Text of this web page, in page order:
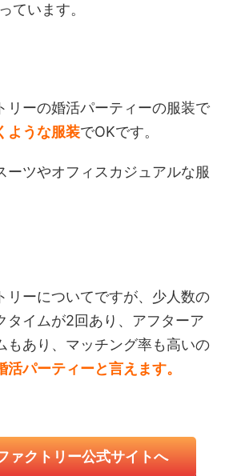
ています。
リーの婚活パーティーの服装で
ような服装でOKです。
ーツやオフィスカジュアルな服
リーについてですが、少人数の
タイムが2回あり、アフターア
もあり、マッチング率も高いの
活パーティーと言えます。
ァクトリー公式サイトへ